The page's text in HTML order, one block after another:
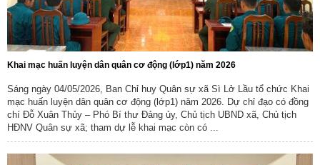
Khai mạc huấn luyện dân quân cơ động (lớp1) năm 2026
Sáng ngày 04/05/2026, Ban Chỉ huy Quân sự xã Sì Lở Lầu tổ chức Khai
mạc huấn luyện dân quân cơ động (lớp1) năm 2026. Dự chỉ đạo có đồng
chí Đỗ Xuân Thủy – Phó Bí thư Đảng ủy, Chủ tịch UBND xã, Chủ tịch
HĐNV Quân sự xã; tham dự lễ khai mạc còn có ...